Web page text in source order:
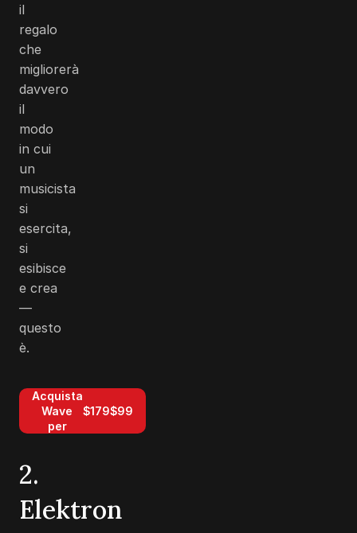
il
regalo
che
migliorerà
davvero
il
modo
in cui
un
musicista
si
esercita,
si
esibisce
e crea
—
questo
è.
Acquista
Wave
per
$179$99
2.
Elektron